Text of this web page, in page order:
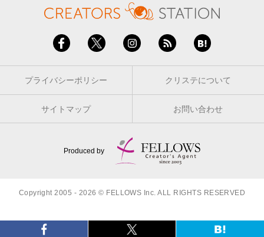
プライバシーポリシー クリステについて
サイトマップ お問い合わせ
Produced by
Copyright 2005 - 2026 © FELLOWS Inc. ALL RIGHTS RESERVED